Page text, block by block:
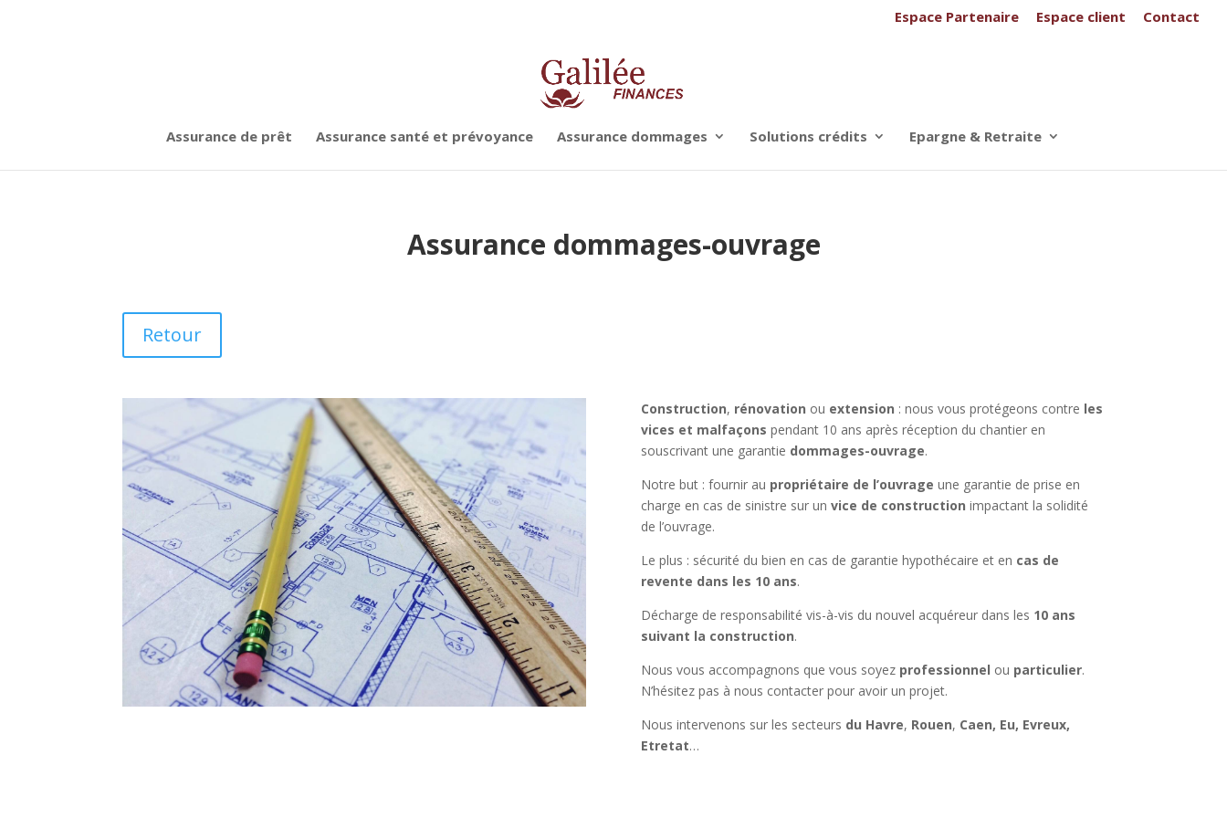
Espace Partenaire Espace client Contact
Assurance de prêt Assurance santé et prévoyance Assurance dommages Solutions crédits Epargne & Retraite
Assurance dommages-ouvrage
Retour
Construction, rénovation ou extension : nous vous protégeons contre les
vices et malfaçons pendant 10 ans après réception du chantier en
souscrivant une garantie dommages-ouvrage.
Notre but : fournir au propriétaire de l’ouvrage une garantie de prise en
charge en cas de sinistre sur un vice de construction impactant la solidité
de l’ouvrage.
Le plus : sécurité du bien en cas de garantie hypothécaire et en cas de
revente dans les 10 ans.
Décharge de responsabilité vis-à-vis du nouvel acquéreur dans les 10 ans
suivant la construction.
Nous vous accompagnons que vous soyez professionnel ou particulier.
N’hésitez pas à nous contacter pour avoir un projet.
Nous intervenons sur les secteurs du Havre, Rouen, Caen, Eu, Evreux,
Etretat…